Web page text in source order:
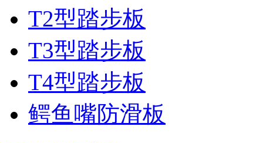
T2型踏步板
T3型踏步板
T4型踏步板
鳄鱼嘴防滑板